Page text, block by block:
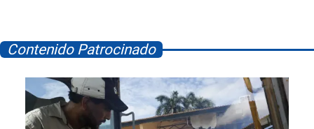
Contenido Patrocinado